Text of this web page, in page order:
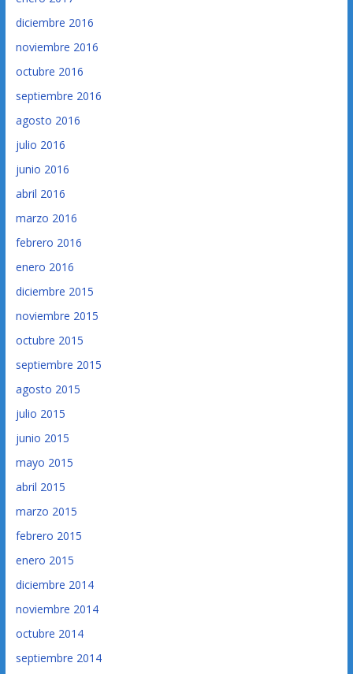
diciembre 2016
noviembre 2016
octubre 2016
septiembre 2016
agosto 2016
julio 2016
junio 2016
abril 2016
marzo 2016
febrero 2016
enero 2016
diciembre 2015
noviembre 2015
octubre 2015
septiembre 2015
agosto 2015
julio 2015
junio 2015
mayo 2015
abril 2015
marzo 2015
febrero 2015
enero 2015
diciembre 2014
noviembre 2014
octubre 2014
septiembre 2014